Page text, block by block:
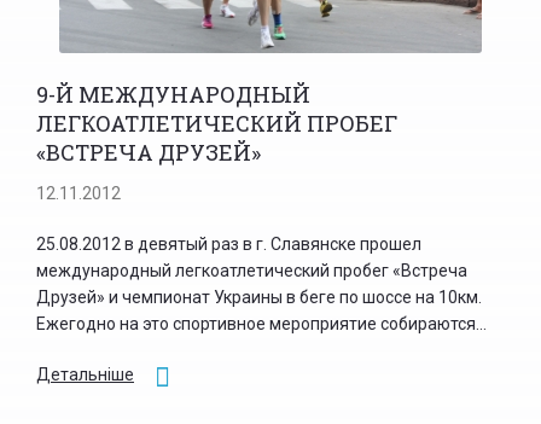
9-Й МЕЖДУНАРОДНЫЙ
ЛЕГКОАТЛЕТИЧЕСКИЙ ПРОБЕГ
«ВСТРЕЧА ДРУЗЕЙ»
12.11.2012
25.08.2012 в девятый раз в г. Славянске прошел
международный легкоатлетический пробег «Встреча
Друзей» и чемпионат Украины в беге по шоссе на 10км.
Ежегодно на это спортивное мероприятие собираются...
Детальніше